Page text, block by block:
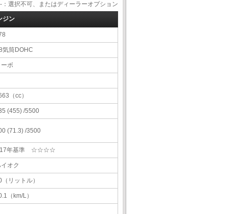
択不可、またはディーラーオプション
ジン
気筒DOHC
ボ
（cc）
(455) /5500
(71.3) /3500
年基準 ☆☆☆☆
オク
（リットル）
（km/L）